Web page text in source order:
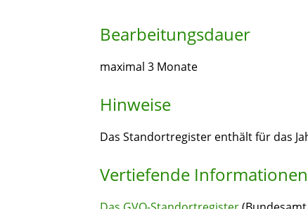
Bearbeitungsdauer
maximal 3 Monate
Hinweise
Das Standortregister enthält für das
Vertiefende Informationen